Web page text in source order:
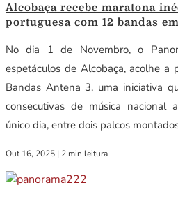
Alcobaça recebe maratona
portuguesa com 12 bandas
No dia 1 de Novembro, o
espetáculos de Alcobaça, acolhe a
Bandas Antena 3, uma iniciativa
consecutivas de música nacional
único dia, entre dois palcos
Out 16, 2025 | 2 min leitura